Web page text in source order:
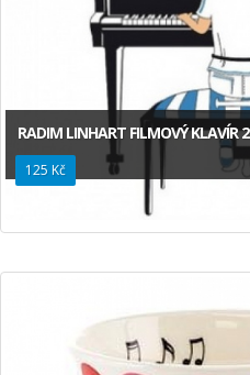
RADIM LINHART FILMOVÝ KLAVÍR 2
125 Kč